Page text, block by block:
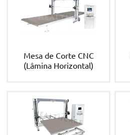
Mesa de Corte CNC
(Lâmina Horizontal)